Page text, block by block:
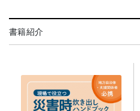
書籍紹介